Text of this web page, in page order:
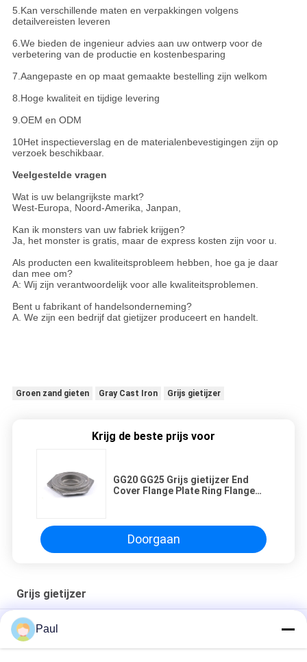
5.Kan verschillende maten en verpakkingen volgens
detailvereisten leveren
6.We bieden de ingenieur advies aan uw ontwerp voor de
verbetering van de productie en kostenbesparing
7.Aangepaste en op maat gemaakte bestelling zijn welkom
8.Hoge kwaliteit en tijdige levering
9.OEM en ODM
10Het inspectieverslag en de materialenbevestigingen zijn op
verzoek beschikbaar.
Veelgestelde vragen
Wat is uw belangrijkste markt?
West-Europa, Noord-Amerika, Janpan,
Kan ik monsters van uw fabriek krijgen?
Ja, het monster is gratis, maar de express kosten zijn voor u.
Als producten een kwaliteitsprobleem hebben, hoe ga je daar
dan mee om?
A: Wij zijn verantwoordelijk voor alle kwaliteitsproblemen.
Bent u fabrikant of handelsonderneming?
A. We zijn een bedrijf dat gietijzer produceert en handelt.
Groen zand gieten Gray Cast Iron Grijs gietijzer
Krijg de beste prijs voor
GG20 GG25 Grijs gietijzer End
Cover Flange Plate Ring Flange
Doorgaan
Grijs gietijzer
EN-GJL-300 Grijzige gietsand motor einddek
Gietijzeren zandgietonderdelen voor industriële machines
Paul